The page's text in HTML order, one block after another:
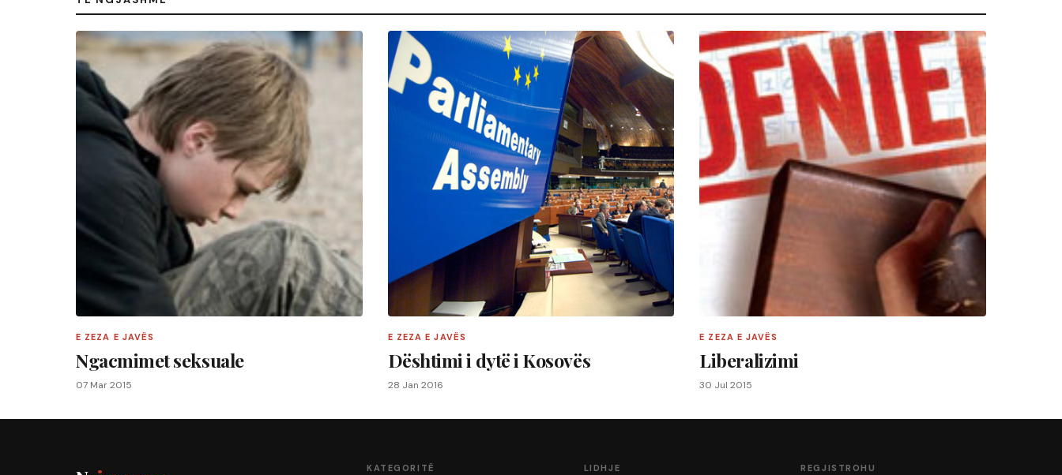
E ZEZA E JAVËS
Ngacmimet seksuale
07 Mar 2015
E ZEZA E JAVËS
Dështimi i dytë i Kosovës
28 Jan 2016
E ZEZA E JAVËS
Liberalizimi
30 Jul 2015
KATEGORITË LIDHJE REGJISTROHU